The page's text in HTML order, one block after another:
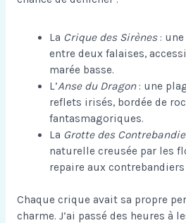
La Crique des Sirènes: une
entre deux falaises,
marée basse.
L’Anse du Dragon: une
reflets irisés, bordée de
fantasmagoriques.
La Grotte des
naturelle creusée par les
repaire aux contrebandiers
Chaque crique avait sa propre
charme. J’ai passé des heures à